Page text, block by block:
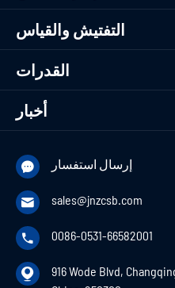
التفتيش والقياس
القدرات
أخبار
 إرسال استفسار
 sales@jnzcsb.com
 0086-0531-66582001

916 Wode Blvd,